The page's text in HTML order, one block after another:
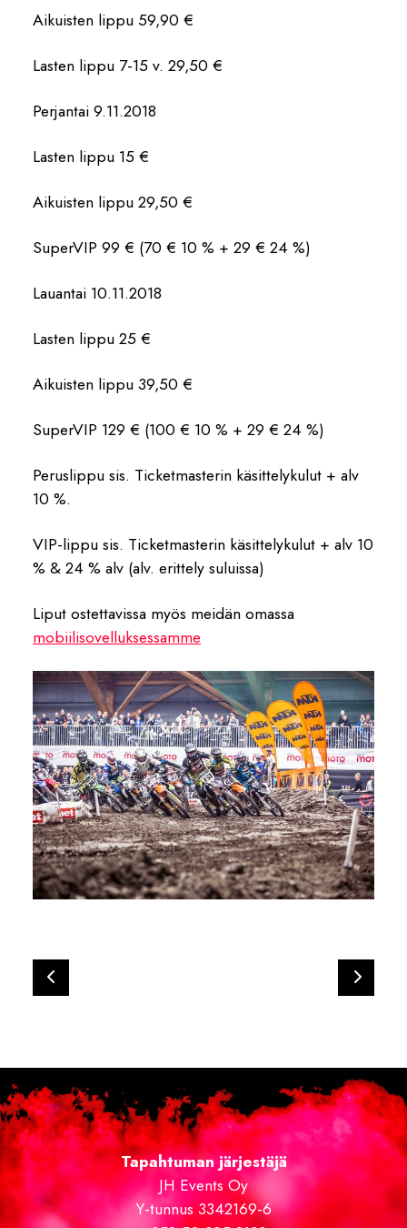
Aikuisten lippu 59,90 €
Lasten lippu 7-15 v. 29,50 €
Perjantai 9.11.2018
Lasten lippu 15 €
Aikuisten lippu 29,50 €
SuperVIP 99 € (70 € 10 % + 29 € 24 %)
Lauantai 10.11.2018
Lasten lippu 25 €
Aikuisten lippu 39,50 €
SuperVIP 129 € (100 € 10 % + 29 € 24 %)
Peruslippu sis. Ticketmasterin käsittelykulut + alv
10 %.
VIP-lippu sis. Ticketmasterin käsittelykulut + alv 10
% & 24 % alv (alv. erittely suluissa)
Liput ostettavissa myös meidän omassa
mobiilisovelluksessamme
Tapahtuman järjestäjä
JH Events Oy
Y-tunnus 3342169-6